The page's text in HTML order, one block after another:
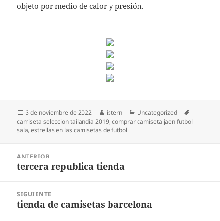
objeto por medio de calor y presión.
Publicado
el
3 de noviembre de 2022 Autor
istern Categorías
Uncategorized
camiseta seleccion tailandia 2019,comprar camiseta jaen futbol
sala,estrellas en las camisetas de futbol
entradas
ANTERIOR
Entrada
tercera republica tienda
SIGUIENTE
Entrada
tienda de camisetas barcelona